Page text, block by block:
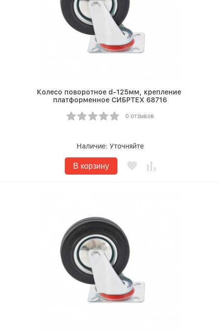
Колесо поворотное d-125мм, крепление
платформенное СИБРТЕХ 68716
0 отзывов
Наличие: Уточняйте
В корзину